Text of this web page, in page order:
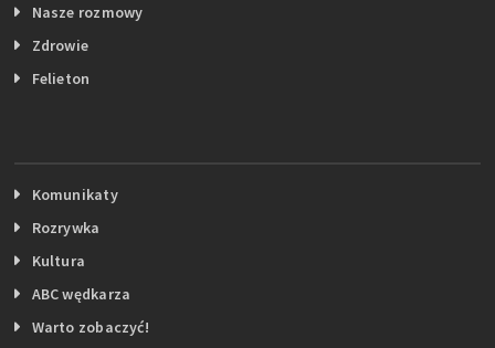
Nasze rozmowy
Zdrowie
Felieton
Komunikaty
Rozrywka
Kultura
ABC wędkarza
Warto zobaczyć!